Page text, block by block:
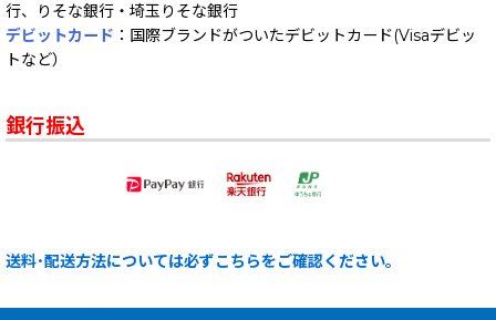
行、りそな銀行・埼玉りそな銀行
デビットカード ：国際ブランドがついたデビットカード(Visaデビッ
トなど）
銀行振込
送料･配送方法については必ずこちらをご確認ください。